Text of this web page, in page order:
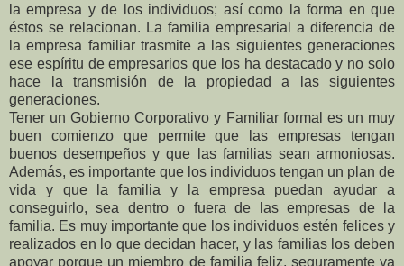
la empresa y de los individuos; así como la forma en que
éstos se relacionan. La familia empresarial a diferencia de
la empresa familiar trasmite a las siguientes generaciones
ese espíritu de empresarios que los ha destacado y no solo
hace la transmisión de la propiedad a las siguientes
generaciones.
Tener un Gobierno Corporativo y Familiar formal es un muy
buen comienzo que permite que las empresas tengan
buenos desempeños y que las familias sean armoniosas.
Además, es importante que los individuos tengan un plan de
vida y que la familia y la empresa puedan ayudar a
conseguirlo, sea dentro o fuera de las empresas de
la
familia. Es muy importante que los individuos estén felices y
realizados en lo que decidan hacer, y las familias los deben
apoyar porque un miembro de familia feliz, seguramente va